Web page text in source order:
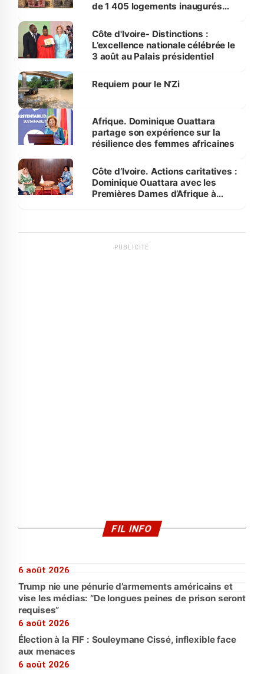
de 1 405 logements inaugurés
Bassam
Côte d'Ivoire- Distinctions :
L’excellence nationale célébrée le
3 août au Palais présidentiel
Requiem pour le N’Zi
Afrique. Dominique Ouattara
partage son expérience sur la
résilience des femmes africaines
Côte d’Ivoire. Actions caritatives :
Dominique Ouattara avec les
Premières Dames d’Afrique à
PUBLICITÉ
FIL INFO
6 août 2026
Trump nie une pénurie d’armements américains et
vise les médias: “De longues peines de prison seront
requises”
6 août 2026
Élection à la FIF : Souleymane Cissé, inflexible face
aux menaces
6 août 2026